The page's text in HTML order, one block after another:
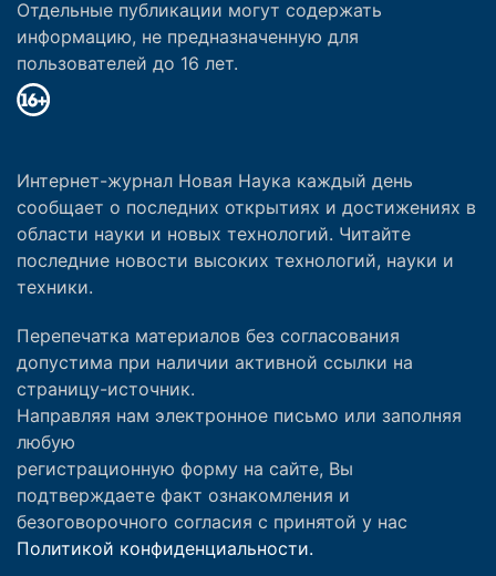
Отдельные публикации могут содержать
информацию, не предназначенную для
пользователей до 16 лет.
Интернет-журнал Новая Наука каждый день
сообщает о последних открытиях и достижениях в
области науки и новых технологий. Читайте
последние новости высоких технологий, науки и
техники.
Перепечатка материалов без согласования
допустима при наличии активной ссылки на
страницу-источник.
Направляя нам электронное письмо или заполняя
любую
регистрационную форму на сайте, Вы
подтверждаете факт ознакомления и
безоговорочного согласия с принятой у нас
Политикой конфиденциальности.